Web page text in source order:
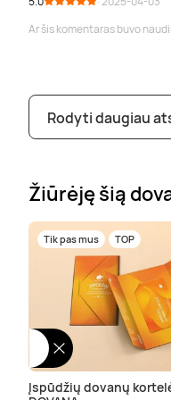
Ar šis komentaras buvo
Rodyti daugiau
Žiūrėję šią
Tik pas mus TOP
Įspūdžių dovanų